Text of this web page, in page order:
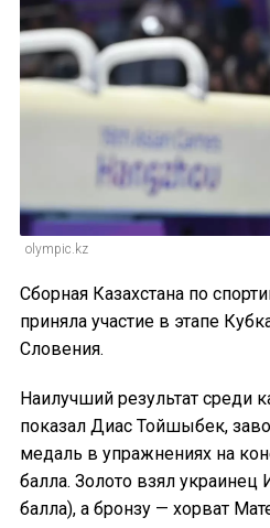
olympic.kz
Сборная Казахстана по
приняла участие в этапе
Словения.
Наилучший результат среди
показал Диас Тойшыбек,
медаль в упражнениях на
балла. Золото взял украинец
балла), а бронзу — хорват